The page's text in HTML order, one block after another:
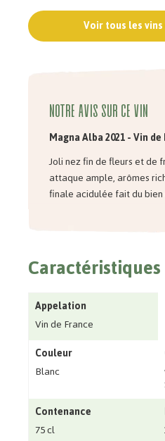
Voir tous les
Notre avis sur ce vin
Magna Alba 2021 - Vin
Joli nez fin de fleurs et de
attaque ample, arômes
finale acidulée fait du bien
Caractéristiques
Appelation
Vin de France
Couleur
Blanc
Contenance
75 cl